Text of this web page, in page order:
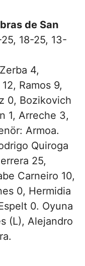
de San
18-25, 13-
4,
Ramos 9,
0, Bozikovich
1, Arreche 3,
Armoa.
Quiroga
25,
Carneiro 10,
0, Hermidia
0. Oyuna
(L), Alejandro